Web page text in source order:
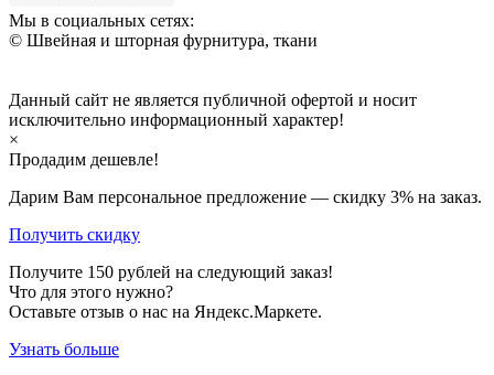
Мы в социальных сетях:
© Швейная и шторная фурнитура, ткани
Данный сайт не является публичной офертой и носит
исключительно информационный характер!
×
Продадим дешевле!
Дарим Вам персональное предложение — скидку 3% на заказ.
Получить скидку
Получите 150 рублей на следующий заказ!
Что для этого нужно?
Оставьте отзыв о нас на Яндекс.Маркете.
Узнать больше